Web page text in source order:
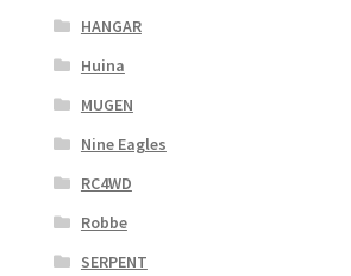
HANGAR
Huina
MUGEN
Nine Eagles
RC4WD
Robbe
SERPENT